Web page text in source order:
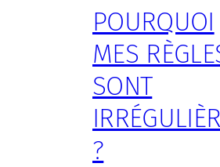
POURQUOI
MES
SONT
?